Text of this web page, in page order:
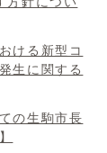
ける新型コ
生に関する
の生駒市長